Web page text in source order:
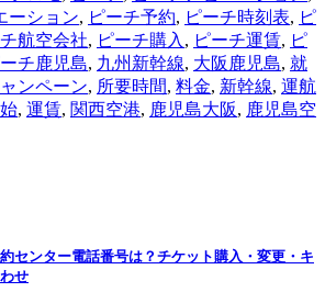
ーション, ピーチ予約, ピーチ時刻表, ピ
航空会社, ピーチ購入 , ピーチ運賃, ピ
チ鹿児島, 九州新幹線, 大阪鹿児島, 就
ンペーン, 所要時間, 料金, 新幹線, 運航
, 運賃, 関西空港, 鹿児島大阪, 鹿児島空
約センター電話番号は？チケット購入・変更・キ
せ